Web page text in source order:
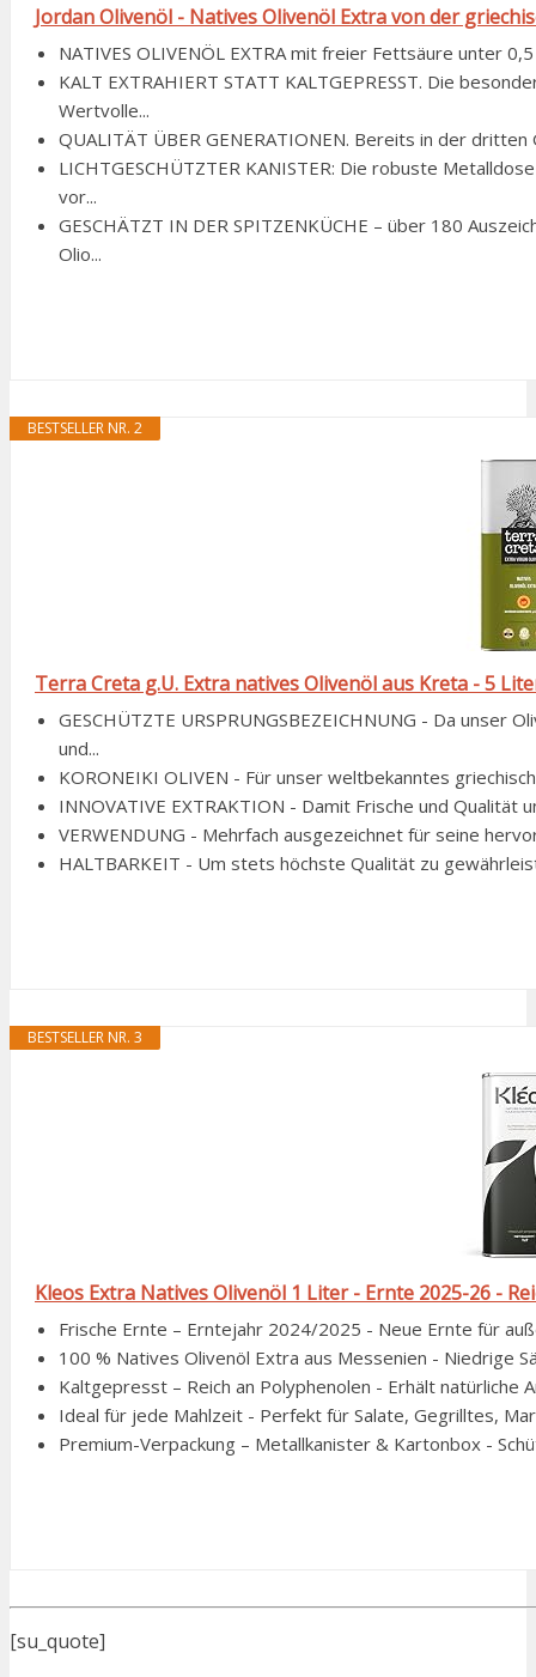
Jordan Olivenöl - Natives Olivenöl Extra von der
NATIVES OLIVENÖL EXTRA mit freier Fettsäure unter
KALT EXTRAHIERT STATT KALTGEPRESST. Die
Wertvolle...
QUALITÄT ÜBER GENERATIONEN. Bereits in der
LICHTGESCHÜTZTER KANISTER: Die robuste
vor...
GESCHÄTZT IN DER SPITZENKÜCHE – über 180
Olio...
BESTSELLER NR. 2
Terra Creta g.U. Extra natives Olivenöl aus Kreta - 5
GESCHÜTZTE URSPRUNGSBEZEICHNUNG - Da unser
und...
KORONEIKI OLIVEN - Für unser weltbekanntes
INNOVATIVE EXTRAKTION - Damit Frische und
VERWENDUNG - Mehrfach ausgezeichnet für seine
HALTBARKEIT - Um stets höchste Qualität zu
BESTSELLER NR. 3
Kleos Extra Natives Olivenöl 1 Liter - Ernte 2025-26 -
Frische Ernte – Erntejahr 2024/2025 - Neue Ernte für
100 % Natives Olivenöl Extra aus Messenien - Niedrige
Kaltgepresst – Reich an Polyphenolen - Erhält natürliche
Ideal für jede Mahlzeit - Perfekt für Salate, Gegrilltes,
Premium-Verpackung – Metallkanister & Kartonbox -
[su_quote]